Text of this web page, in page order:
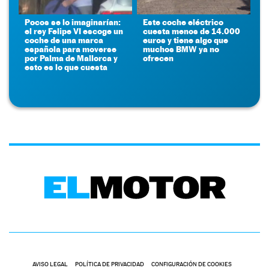
Pocos se lo imaginarían:
el rey Felipe VI escoge un
coche de una marca
española para moverse
por Palma de Mallorca y
esto es lo que cuesta
Este coche eléctrico
cuesta menos de 14.000
euros y tiene algo que
muchos BMW ya no
ofrecen
AVISO LEGAL POLÍTICA DE PRIVACIDAD CONFIGURACIÓN DE COOKIES